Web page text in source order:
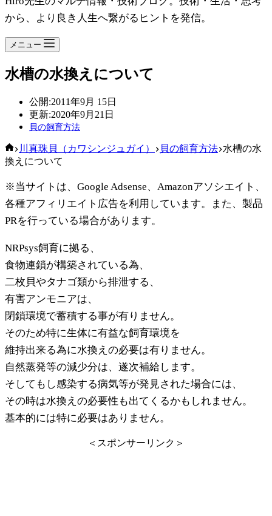
から、より良き人生へ繋がるヒントを発信。
メニュー
水槽の水換えについて
公開:2011年9月 15日
更新:2020年9月21日
貝の飼育方法
ホ
ー
川真珠貝（カワシンジュガイ） 貝の飼育方法 水槽の水
換えについて
※当サイトは、Google Adsense、Amazonアソシエイト、
各種アフィリエイト広告を利用しています。また、製品
PRを行っている場合があります。
NRPsys飼育に拠る、
食物連鎖が構築されている為、
二枚貝やタナゴ類から排泄する、
有害アンモニアは、
閉鎖環境で蓄積する事が有りません。
そのため特に生体に有益な飼育環境を
維持出来る為に水換えの必要は有りません。
自然蒸発等の減少分は、遂次補給します。
そしてもし感染する病気等が発見された場合には、
その時は水換えの必要性も出てくるかもしれません。
基本的には特に必要はありません。
＜スポンサーリンク＞